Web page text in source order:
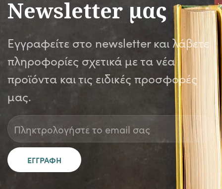
Newsletter μας
Εγγραφείτε στο newsletter και λάβετε
πληροφορίες σχετικά με τα νέα
προϊόντα και τις ειδικές προσφορές
μας.